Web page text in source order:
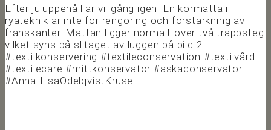
Efter juluppehåll är vi igång igen! En kormatta i
ryateknik är inte för rengöring och förstärkning av
franskanter. Mattan ligger normalt över två trappsteg
vilket syns på slitaget av luggen på bild 2.
#textilkonservering #textileconservation #textilvård
#textilecare #mittkonservator #askaconservator
#Anna-LisaOdelqvistKruse